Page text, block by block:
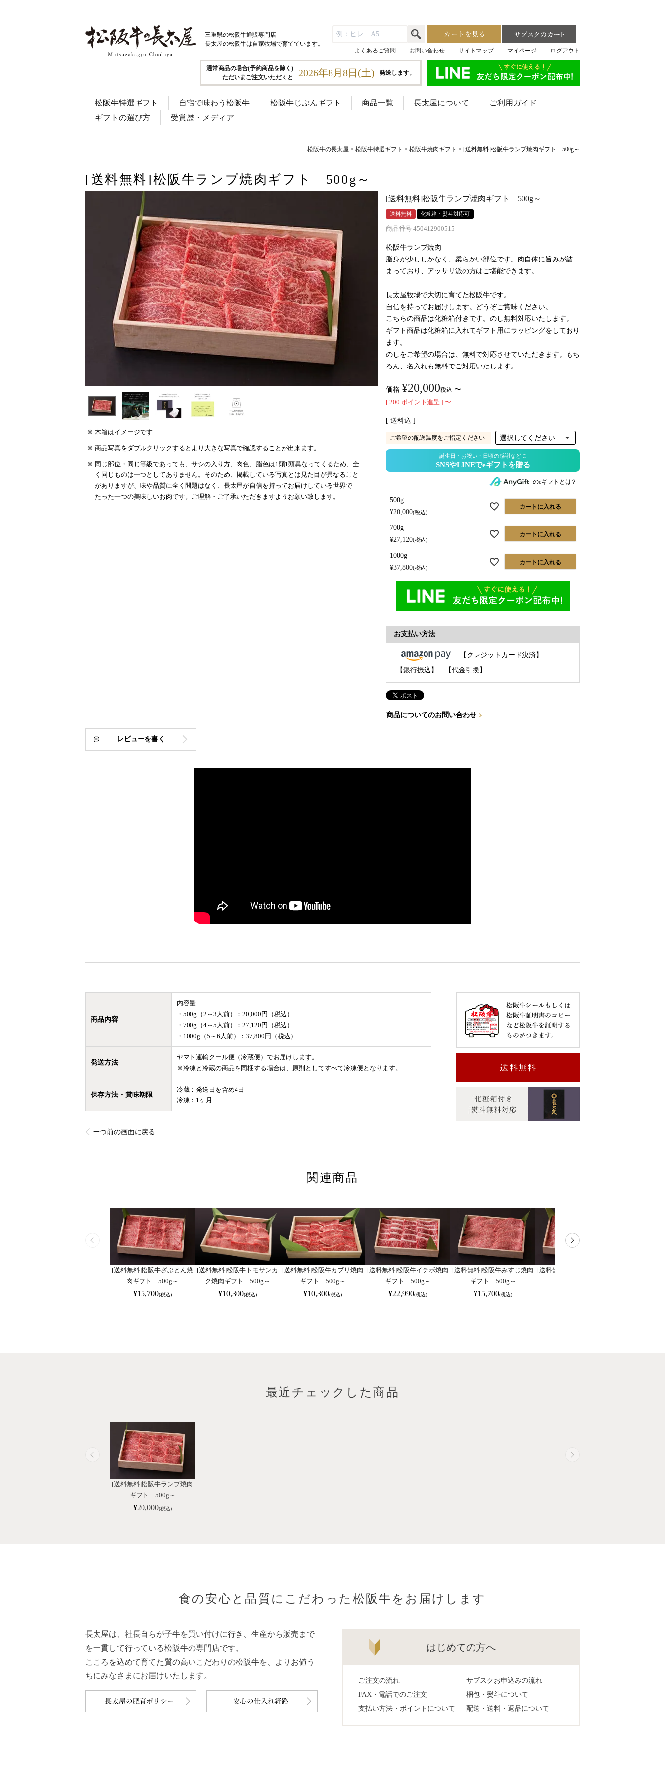
三重県の松阪牛通販専門店
長太屋の松阪牛は自家牧場で育てています。
よくあるご質問
お問い合わせ サイトマップ マイページ ログアウト
通常商品の場合(予約商品を除く)
ただいまご注文いただくと
2026年8月8日(土) 発送します。
松阪牛特選ギフト 自宅で味わう松阪牛 松阪牛じぶんギフト 商品一覧 長太屋について
ご利用ガイド
ギフトの選び方
受賞歴・メディア
松阪牛の長太屋 松阪牛特選ギフト 松阪牛焼肉ギフト [送料無料]松阪牛ランプ焼肉ギフト 500g～
[送料無料]松阪牛ランプ焼肉ギフト 500g～
木箱はイメージです
商品写真をダブルクリックするとより大きな写真で確認することが出来ます。
同じ部位・同じ等級であっても、サシの入り方、肉色、脂色は1頭1頭異なってくるため、全
く同じものは一つとしてありません。そのため、掲載している写真とは見た目が異なること
がありますが、味や品質に全く問題はなく、長太屋が自信を持ってお届けしている世界で
たった一つの美味しいお肉です。ご理解・ご了承いただきますようお願い致します。
[送料無料]松阪牛ランプ焼肉ギフト 500g～
送料無料 化粧箱・熨斗対応可
商品番号 450412900515
松阪牛ランプ焼肉
脂身が少ししかなく、柔らかい部位です。肉自体に旨みが詰
まっており、アッサリ派の方はご堪能できます。
長太屋牧場で大切に育てた松阪牛です。
自信を持ってお届けします。どうぞご賞味ください。
こちらの商品は化粧箱付きです。のし無料対応いたします。
ギフト商品は化粧箱に入れてギフト用にラッピングをしており
ます。
のしをご希望の場合は、無料で対応させていただきます。もち
ろん、名入れも無料でご対応いたします。
価格 ¥20,000税込 〜
[ 200 ポイント進呈 ] 〜
送料込
ご希望の配送温度をご指定ください
のeギフトとは？
500g
¥20,000 税込
カートに入れる
700g
¥27,120 税込
カートに入れる
1000g
¥37,800 税込
カートに入れる
お支払い方法
【クレジットカード決済】
【銀行振込】
【代金引換】
商品についてのお問い合わせ
レビューを書く
商品内容
内容量
・500g（2～3人前）：20,000円（税込）
・700g（4～5人前）：27,120円（税込）
・1000g（5～6人前）：37,800円（税込）
発送方法
ヤマト運輸クール便（冷蔵便）でお届けします。
※冷凍と冷蔵の商品を同梱する場合は、原則としてすべて冷凍便となります。
保存方法・賞味期限
冷蔵：発送日を含め4日
冷凍：1ヶ月
一つ前の画面に戻る
関連商品
[送料無料]松阪牛ざぶとん焼
肉ギフト 500g～
¥15,700(税込)
[送料無料]松阪牛トモサンカ
ク焼肉ギフト 500g～
¥10,300(税込)
[送料無料]松阪牛カブリ焼肉
ギフト 500g～
¥10,300(税込)
[送料無料]松阪牛イチボ焼肉
ギフト 500g～
¥22,990(税込)
[送料無料]松阪牛みすじ焼肉
ギフト 500g～
¥15,700(税込)
[送料無料]松阪牛ロース焼肉
最近チェックした商品
[送料無料]松阪牛ランプ焼肉
ギフト 500g～
¥20,000(税込)
食の安心と品質にこだわった松阪牛をお届けします
長太屋は、社長自らが子牛を買い付けに行き、生産から販売まで
を一貫して行っている松阪牛の専門店です。
こころを込めて育てた質の高いこだわりの松阪牛を、よりお値う
ちにみなさまにお届けいたします。
はじめての方へ
ご注文の流れ
サブスクお申込みの流れ
FAX・電話でのご注文
梱包・熨斗について
支払い方法・ポイントについて
配送・送料・返品について